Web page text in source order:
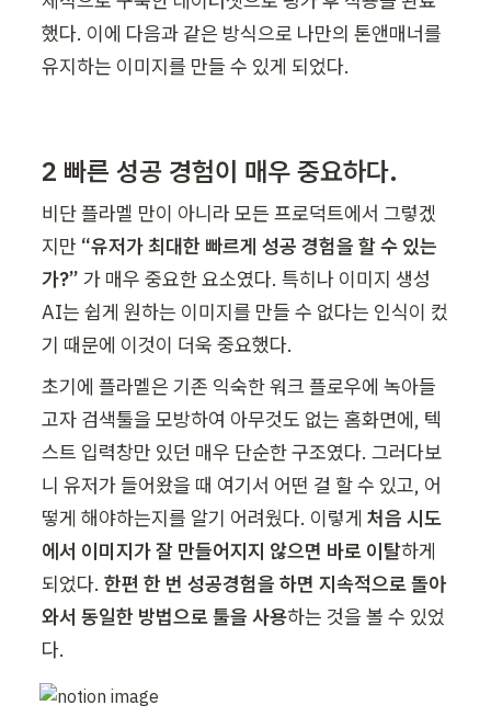
했다. 이에 다음과 같은 방식으로 나만의 톤앤매너를
유지하는 이미지를 만들 수 있게 되었다.
2 빠른 성공 경험이 매우 중요하다.
비단 플라멜 만이 아니라 모든 프로덕트에서 그렇겠
지만 “유저가 최대한 빠르게 성공 경험을 할 수 있는
가?” 가 매우 중요한 요소였다. 특히나 이미지 생성
AI는 쉽게 원하는 이미지를 만들 수 없다는 인식이 컸
기 때문에 이것이 더욱 중요했다.
초기에 플라멜은 기존 익숙한 워크 플로우에 녹아들
고자 검색툴을 모방하여 아무것도 없는 홈화면에, 텍
스트 입력창만 있던 매우 단순한 구조였다. 그러다보
니 유저가 들어왔을 때 여기서 어떤 걸 할 수 있고, 어
떻게 해야하는지를 알기 어려웠다. 이렇게 처음 시도
에서 이미지가 잘 만들어지지 않으면 바로 이탈하게
되었다. 한편 한 번 성공경험을 하면 지속적으로 돌아
와서 동일한 방법으로 툴을 사용하는 것을 볼 수 있었
다.